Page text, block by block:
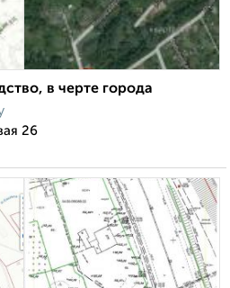
в черте города
26